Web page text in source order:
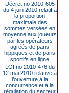
Décret no 2010-605
du 4 juin 2010 relatif à
la proportion
maximale des
sommes versées en
moyenne aux joueurs
par les opérateurs
agréés de paris
hippiques et de paris
sportifs en ligne
LOI no 2010-476 du
12 mai 2010 relative à
l’ouverture à la
concurrence et à la
régulation du secteur